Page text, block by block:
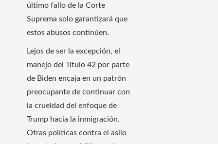
último fallo de la Corte
Suprema solo garantizará que
estos abusos continúen.
Lejos de ser la excepción, el
manejo del Título 42 por parte
de Biden encaja en un patrón
preocupante de continuar con
la crueldad del enfoque de
Trump hacia la inmigración.
Otras políticas contra el asilo